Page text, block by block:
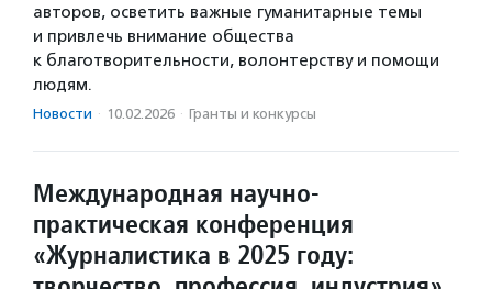
авторов, осветить важные гуманитарные темы
и привлечь внимание общества
к благотворительности, волонтерству и помощи
людям.
Новости · 10.02.2026 · Гранты и конкурсы
Международная научно-
практическая конференция
«Журналистика в 2025 году: